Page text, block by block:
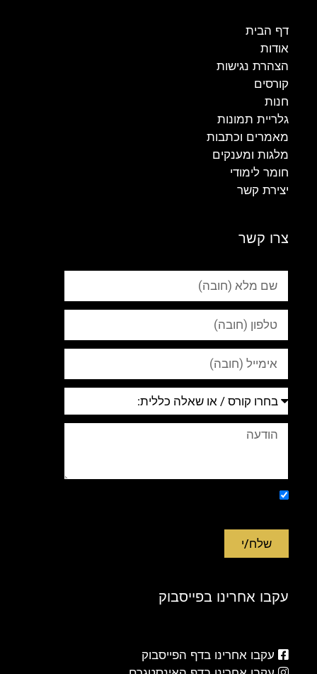
דף הבית
אודות
הצהרת נגישות
קורסים
חנות
גלריית תמונות
מאמרים וכתבות
מלגות ומענקים
חומר לימודי
יצירת קשר
צרו קשר
שלח/י
עקבו אחרינו בפייסבוק
עקבו אחרינו בדף הפייסבוק